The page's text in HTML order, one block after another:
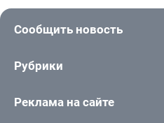
Сообщить новость
Рубрики
Реклама на сайте